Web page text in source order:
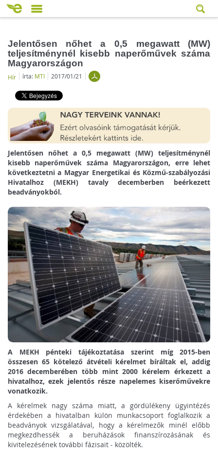
Jelentősen nőhet a 0,5 megawatt (MW)
teljesítménynél kisebb naperőművek száma
Magyarországon
Hír írta: MTI 2017/01/21
Jelentősen nőhet a 0,5 megawatt (MW) teljesítménynél
kisebb naperőművek száma Magyarországon, erre lehet
következtetni a Magyar Energetikai és Közmű-szabályozási
Hivatalhoz (MEKH) tavaly decemberben beérkezett
beadványokból.
A MEKH pénteki tájékoztatása szerint míg 2015-ben
összesen 65 kötelező átvételi kérelmet bíráltak el, addig
2016 decemberében több mint 2000 kérelem érkezett a
hivatalhoz, ezek jelentős része napelemes kiserőművekre
vonatkozik.
A kérelmek nagy száma miatt, a gördülékeny ügyintézés
érdekében a hivatalban külön munkacsoport foglalkozik a
beadványok vizsgálatával, hogy a kérelmezők minél előbb
megkezdhessék a beruházások finanszírozásának és
kivitelezésének további fázisait - közölték.